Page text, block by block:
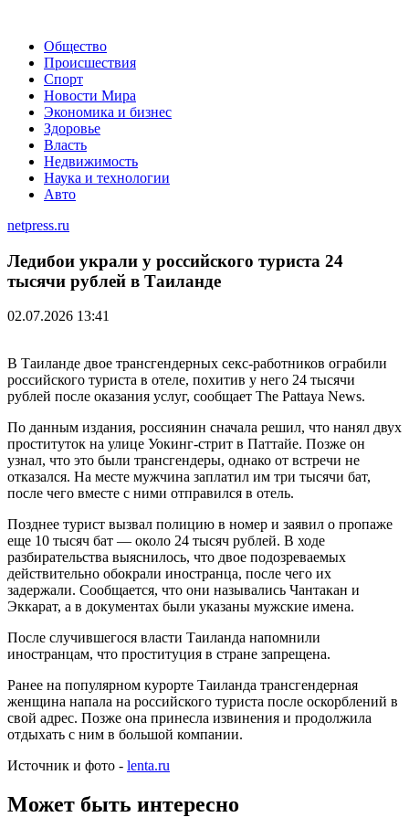
Общество
Происшествия
Спорт
Новости Мира
Экономика и бизнес
Здоровье
Власть
Недвижимость
Наука и технологии
Авто
netpress.ru
Ледибои украли у российского туриста 24
тысячи рублей в Таиланде
02.07.2026 13:41
В Таиланде двое трансгендерных секс-работников ограбили
российского туриста в отеле, похитив у него 24 тысячи
рублей после оказания услуг, сообщает The Pattaya News.
По данным издания, россиянин сначала решил, что нанял двух
проституток на улице Уокинг-стрит в Паттайе. Позже он
узнал, что это были трансгендеры, однако от встречи не
отказался. На месте мужчина заплатил им три тысячи бат,
после чего вместе с ними отправился в отель.
Позднее турист вызвал полицию в номер и заявил о пропаже
еще 10 тысяч бат — около 24 тысяч рублей. В ходе
разбирательства выяснилось, что двое подозреваемых
действительно обокрали иностранца, после чего их
задержали. Сообщается, что они назывались Чантакан и
Эккарат, а в документах были указаны мужские имена.
После случившегося власти Таиланда напомнили
иностранцам, что проституция в стране запрещена.
Ранее на популярном курорте Таиланда трансгендерная
женщина напала на российского туриста после оскорблений в
свой адрес. Позже она принесла извинения и продолжила
отдыхать с ним в большой компании.
Источник и фото - lenta.ru
Может быть интересно